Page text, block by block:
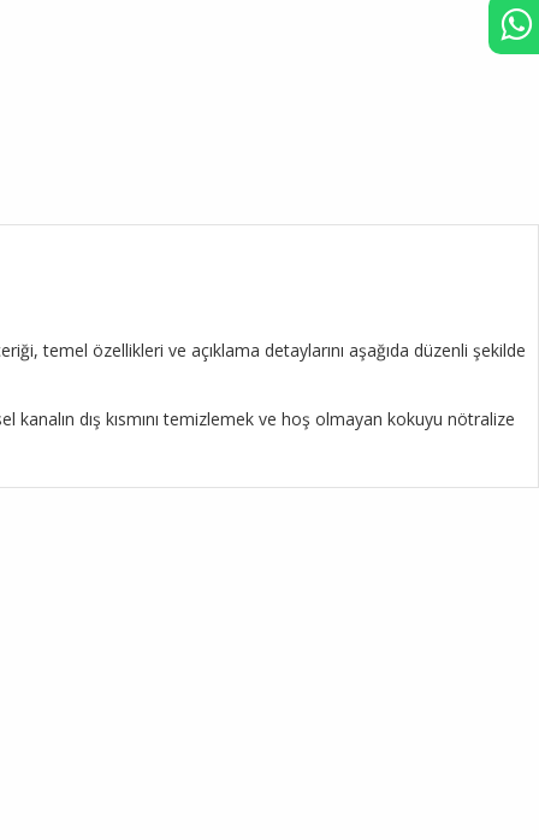
temel özellikleri ve açıklama detaylarını aşağıda düzenli şekilde
dış kısmını temizlemek ve hoş olmayan kokuyu nötralize